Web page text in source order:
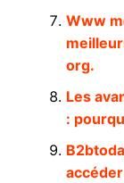
Www
org.
Les
: